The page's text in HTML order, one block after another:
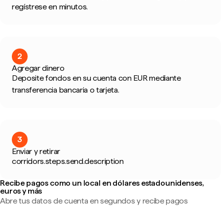
regístrese en minutos.
2
Agregar dinero
Deposite fondos en su cuenta con EUR mediante
transferencia bancaria o tarjeta.
3
Enviar y retirar
corridors.steps.send.description
Recibe pagos como un local en dólares estadounidenses,
euros y más
Abre tus datos de cuenta en segundos y recibe pagos